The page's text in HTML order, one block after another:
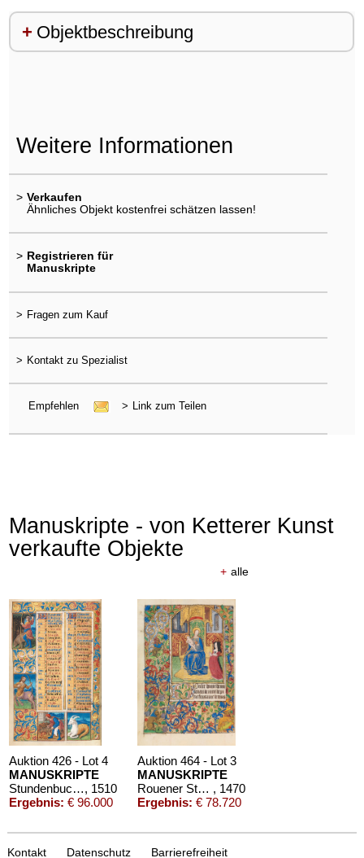
Objektbeschreibung
Weitere Informationen
> Verkaufen
Ähnliches Objekt kostenfrei schätzen lassen!
> Registrieren für
Manuskripte
> Fragen zum Kauf
> Kontakt zu Spezialist
Empfehlen > Link zum Teilen
Manuskripte - von Ketterer Kunst
verkaufte Objekte
+ alle
Auktion 426 - Lot 4
MANUSKRIPTE
Stundenbuch um 1500. Manuskript auf Pergament., 1510
Ergebnis: € 96.000
Auktion 464 - Lot 3
MANUSKRIPTE
Rouener Stundenbuch , 1470
Ergebnis: € 78.720
Kontakt Datenschutz Barrierefreiheit